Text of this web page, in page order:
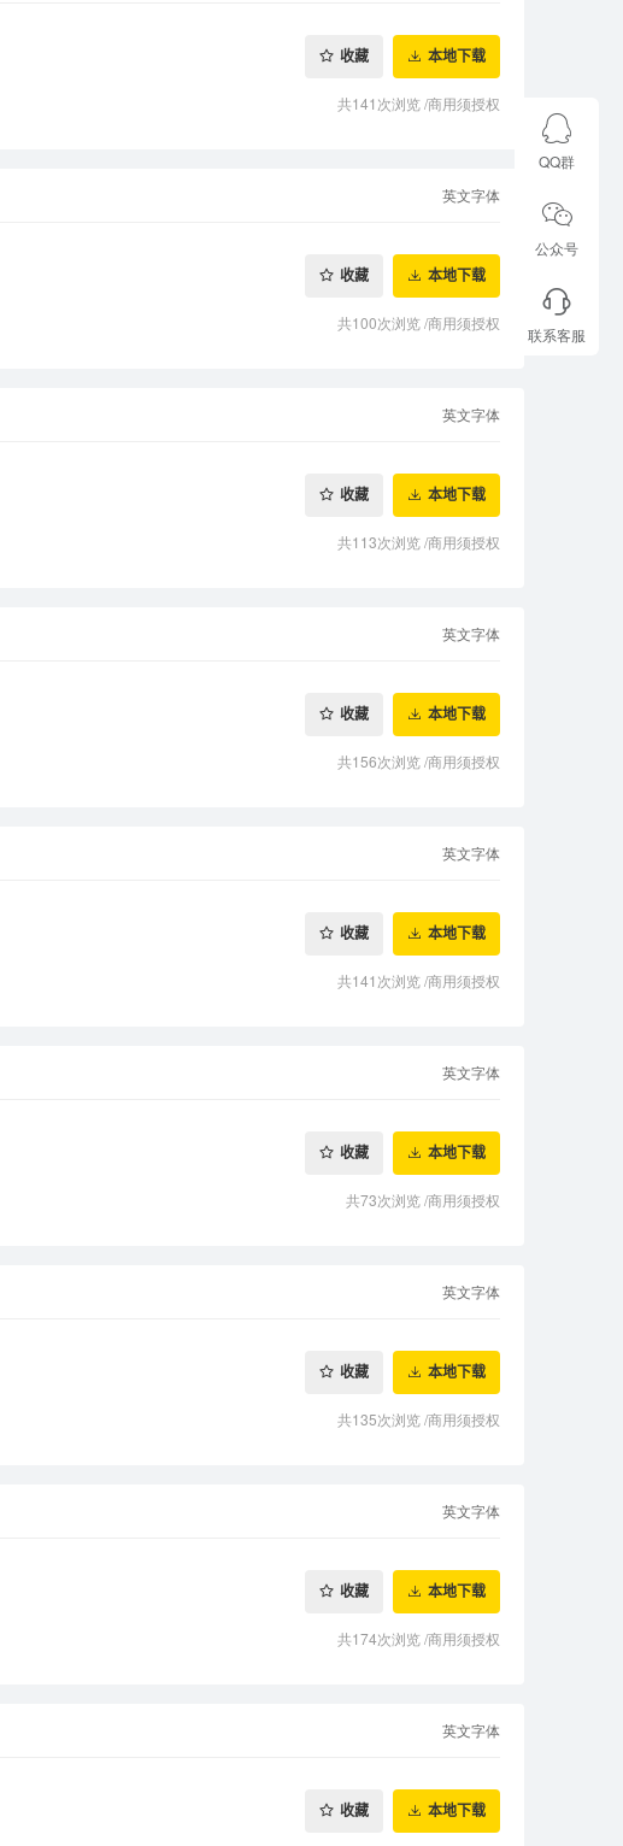
收藏 本地下载
共141次浏览/商用须授权
英文字体
收藏 本地下载
共100次浏览/商用须授权
英文字体
收藏 本地下载
共113次浏览/商用须授权
英文字体
收藏 本地下载
共156次浏览/商用须授权
英文字体
收藏 本地下载
共141次浏览/商用须授权
英文字体
收藏 本地下载
共73次浏览/商用须授权
英文字体
收藏 本地下载
共135次浏览/商用须授权
英文字体
收藏 本地下载
共174次浏览/商用须授权
英文字体
收藏 本地下载
QQ群
公众号
联系客服